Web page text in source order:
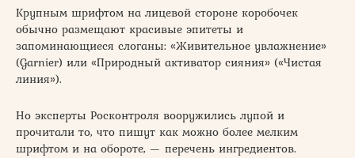
Крупным шрифтом на лицевой стороне коробочек
обычно размещают красивые эпитеты и
запоминающиеся слоганы: «Живительное увлажнение»
(Garnier) или «Природный активатор сияния» («Чистая
линия»).
Но эксперты Росконтроля вооружились лупой и
прочитали то, что пишут как можно более мелким
шрифтом и на обороте, — перечень ингредиентов.